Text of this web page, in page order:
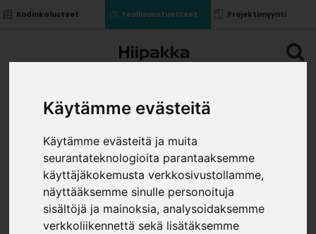
Käytämme evästeitä
Käytämme evästeitä ja muita
seurantateknologioita parantaaksemme
käyttäjäkokemusta verkkosivustollamme,
näyttääksemme sinulle personoituja
sisältöjä ja mainoksia, analysoidaksemme
verkkoliikennettä sekä lisätäksemme
Kodinkalusteet Teollisuustuotteet Projektimyynti